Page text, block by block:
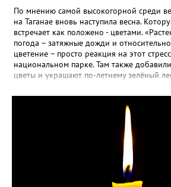
По мнению самой высокогорной среди
на Таганае вновь наступила весна.
встречает как положено - цветами.
погода – затяжные дожди и
цветение – просто реакция на этот
национальном парке. Там также
цветы и украшают по-летнему зелёный
силы перед долгой зимовкой.